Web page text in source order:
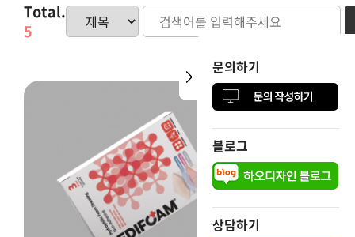
문의하기
블로그
상담하기
문의하기
블로그
상담하기
Total.
5